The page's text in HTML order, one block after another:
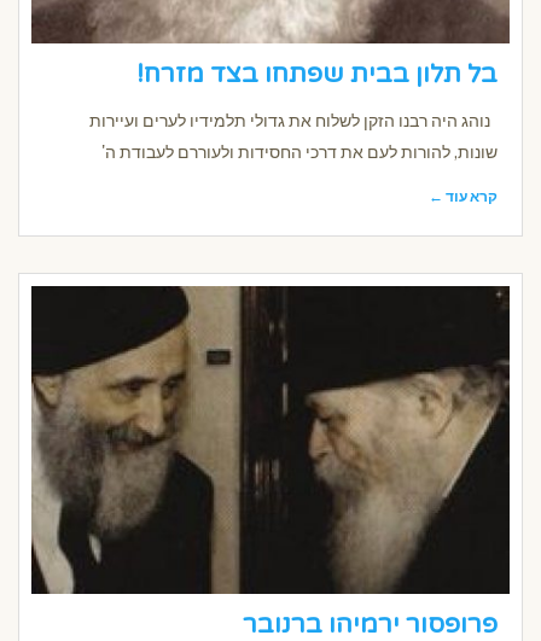
בל תלון בבית שפתחו בצד מזרח!
נוהג היה רבנו הזקן לשלוח את גדולי תלמידיו לערים ועיירות
שונות, להורות לעם את דרכי החסידות ולעוררם לעבודת ה'
קרא עוד ←
פרופסור ירמיהו ברנובר